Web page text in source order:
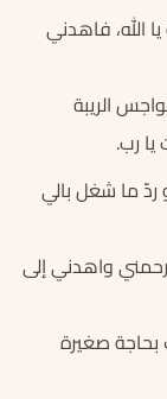
الله، فاهدني
الريبة
رب.
ما شغل بالي
واهدني إلى
بحاجة صغيرة